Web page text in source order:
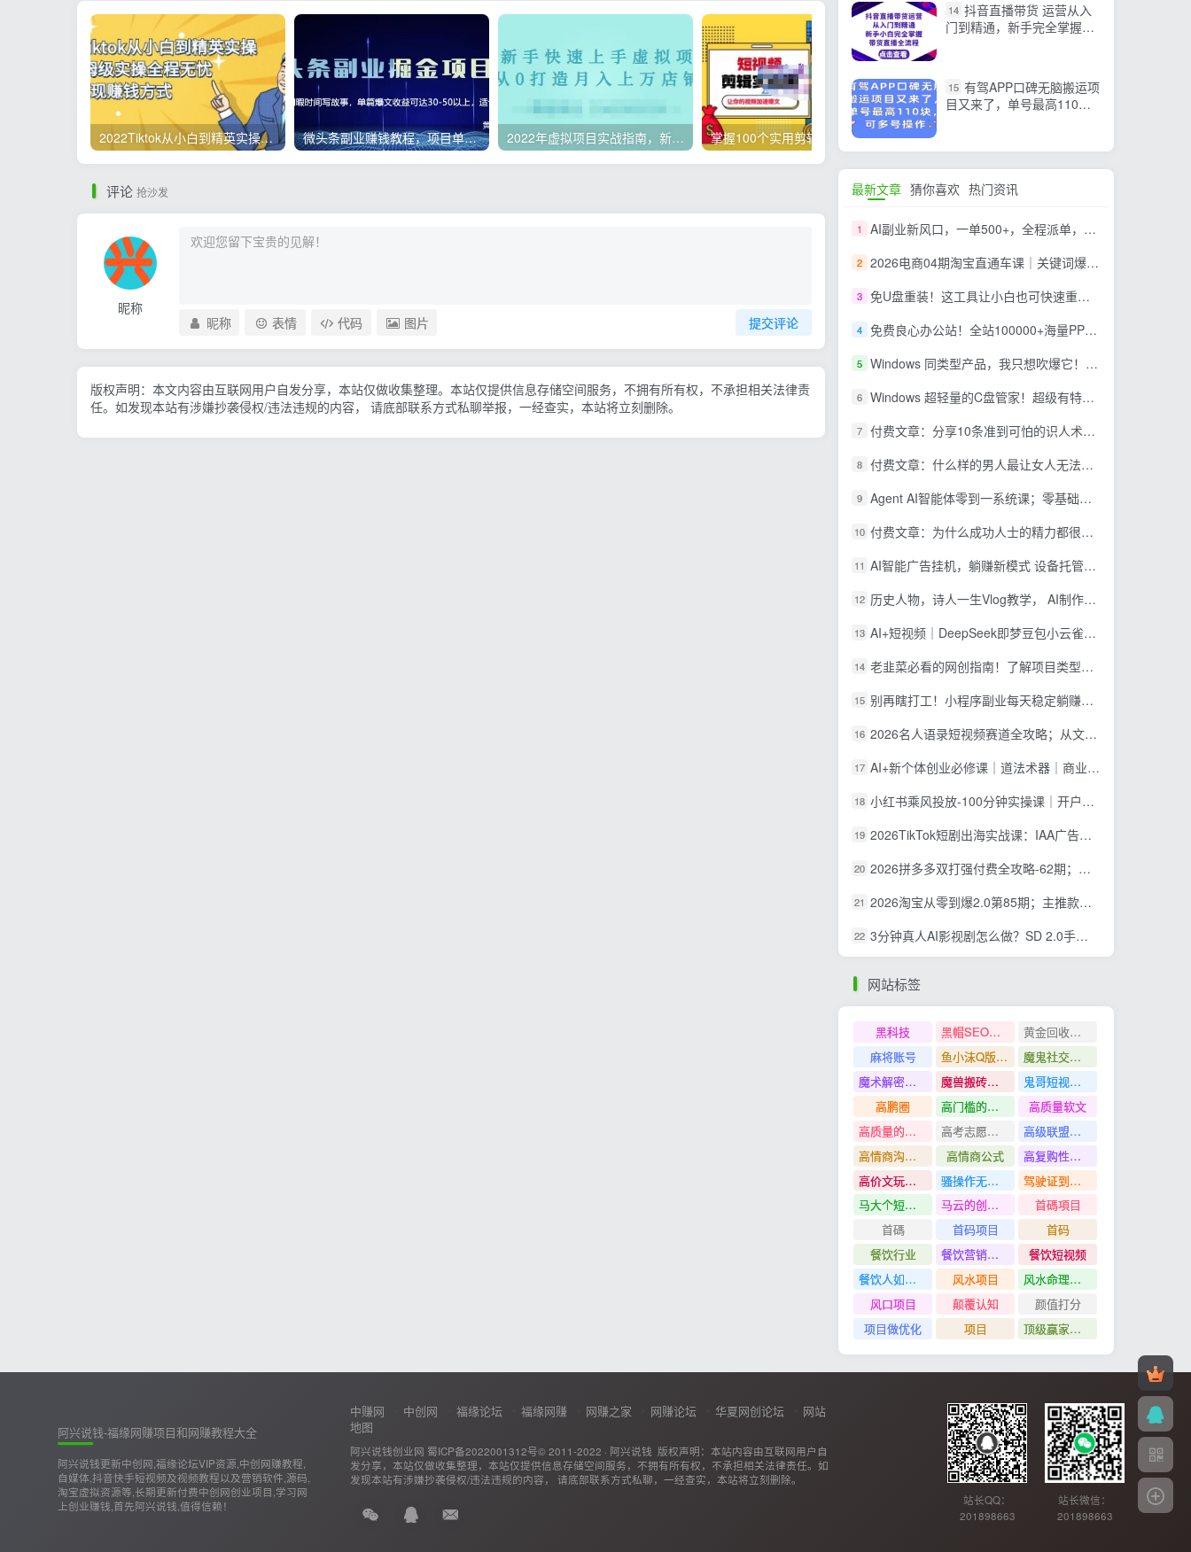
2022Tiktok从小白到精英实操，0-1保姆级实操全程无忧，多种变现赚钱方式 微头条副业赚钱教程，项目单号单天做到50-100+收益 2022年虚拟项目实战指南，新手从0打造月入上万店铺【视频课程】 掌握100个实用剪辑方法，让你的视频加速上热门
评论 抢沙发
昵称
提交评论
昵称 表情 代码 图片
版权声明：本文内容由互联网用户自发分享，本站仅做收集整理。本站仅提供信息存储空间服务，不拥有所有权，不承担相关法律责
任。如发现本站有涉嫌抄袭侵权/违法违规的内容， 请底部联系方式私聊举报，一经查实，本站将立刻删除。
14 抖音直播带货 运营从入
门到精通，新手完全掌握带
15 有驾APP口碑无脑搬运项
目又来了，单号最高110
最新文章 猜你喜欢 热门资讯
1 AI副业新风口，一单500+，全程派单，0门槛直接干
2 2026电商04期淘宝直通车课｜关键词爆打矩阵，多计划低出价，新品爆款差异化投放实操教学
3 免U盘重装！这工具让小白也可快速重装 Windows，支持无人值守配置，数据无忧 CmzPrep_Rev2
4 免费良心办公站！全站100000+海量PPT素材免费下载，每日更新，分类清晰，免注册登录下载 爱PPT网
5 Windows 同类型产品，我只想吹爆它！把听歌变成了一场沉浸式视听现场，支持多平台歌单播放 Mineradio
6 Windows 超轻量的C盘管家！超级有特点，支持磁盘分析及清理提醒，2M大小体积，完全免费 C盘管家
7 付费文章：分享10条准到可怕的识人术术，希望能帮到大家。
8 付费文章：什么样的男人最让女人无法抵抗？
9 Agent AI智能体零到一系统课；零基础也能学会自动化实战，从核心概念到Coze工作流搭建完整覆盖
10 付费文章：为什么成功人士的精力都很旺盛？
11 AI智能广告挂机，躺赚新模式 设备托管运行，解放双手持续变现
12 历史人物，诗人一生Vlog教学， AI制作丨伙伴计划丨精选收益丨商单收徒 ，新领域红利期，抓紧做
13 AI+短视频｜DeepSeek即梦豆包小云雀全工具教学，从账号定位到剪映剪辑，零基础也能快速上手做爆款
14 老韭菜必看的网创指南！了解项目类型，才能找到好的项目，才能拿到想要的结果
15 别再瞎打工！小程序副业每天稳定躺赚200+
16 2026名人语录短视频赛道全攻略；从文案撰写到声音克隆部署，系统掌握涨粉变现双赢制作技术
17 AI+新个体创业必修课｜道法术器｜商业逻辑·小红书流量·AI智能体｜低成本打造个人变现小生意全套教学
18 小红书乘风投放-100分钟实操课｜开户返点·标准投搭建·莱卡定向，新店建模撬动笔记自然流量全套教学
19 2026TikTok短剧出海实战课：IAA广告分账×IAP付费变现×账号搭建×平台规则×双轨爆发×回款全流程
20 2026拼多多双打强付费全攻略-62期；成本推广加托管双剑合璧，系统讲解7种付费玩法优劣势与选择策略
21 2026淘宝从零到爆2.0第85期；主推款五项高权重初始设置，改销量评晒秒单快速破零积累基础权重
22 3分钟真人AI影视剧怎么做？SD 2.0手把手完整制作流程｜Higgsfield 14天SD 2.0/2.5无限生成
网站标签
黑科技 黑帽SEO案例分析
黄金回收奢侈品
麻将账号
鱼小沫Q版人物团练课
魔鬼社交实战课全套课程
魔术解密教程
魔兽搬砖搞钱
鬼哥短视频底层逻辑
高鹏圈
高门槛的生意
高质量软文
高质量的问答和知识分享
高考志愿填报
高级联盟营销教程
高情商沟通管理课
高情商公式
高复购性行业
高价文玩众筹分红项目
骚操作无脑裂变
驾驶证到期换证
马大个短视频投放课
马云的创业故事
首碼項目
首碼
首码项目
首码
餐饮行业
餐饮营销管理特训班
餐饮短视频
餐饮人如何用团购给门店拓客
风水项目
风水命理项目
风口项目
颠覆认知
颜值打分
项目做优化
项目 顶级赢家思维
阿兴说钱-福缘网赚项目和网赚教程大全
阿兴说钱更新中创网,福缘论坛VIP资源,中创网赚教程,
自媒体,抖音快手短视频及视频教程以及营销软件,源码,
淘宝虚拟资源等,长期更新付费中创网创业项目,学习网
上创业赚钱,首先阿兴说钱,值得信赖！
中赚网 中创网 福缘论坛 福缘网赚 网赚之家 网赚论坛 华夏网创论坛
网站
地图
阿兴说钱创业网 蜀ICP备2022001312号© 2011-2022 · 阿兴说钱 版权声明：本站内容由互联网用户自
发分享，本站仅做收集整理，本站仅提供信息存储空间服务，不拥有所有权，不承担相关法律责任。如
发现本站有涉嫌抄袭侵权/违法违规的内容， 请底部联系方式私聊，一经查实，本站将立刻删除。
站长QQ：
201898663
站长微信：
201898663